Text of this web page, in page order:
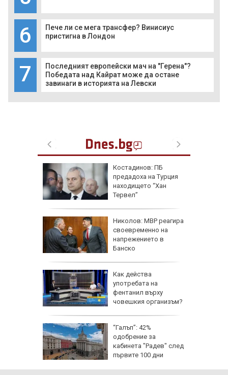
6
Пече ли се мега трансфер? Винисиус
пристигна в Лондон
7
Последният европейски мач на "Герена"?
Победата над Кайрат може да остане
завинаги в историята на Левски
Костадинов: ПБ
предадоха на Турция
находището “Хан
Тервел”
Николов: МВР реагира
своевременно на
напрежението в
Банско
Как действа
употребата на
фентанил върху
човешкия организъм?
“Галъп”: 42%
одобрение за
кабинета "Радев" след
първите 100 дни